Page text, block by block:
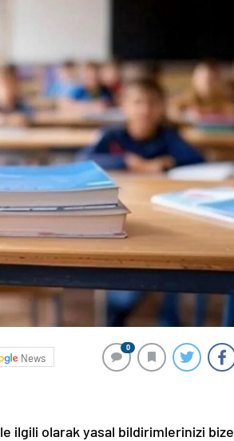
News
0
ilgili olarak yasal bildirimlerinizi